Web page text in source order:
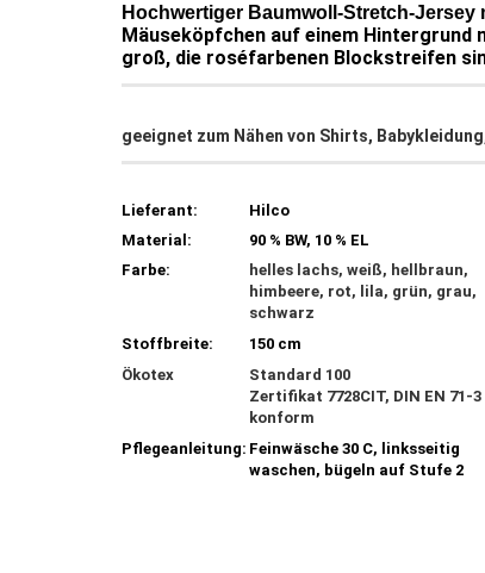
Hochwertiger Baumwoll-Stretch-
Mäuseköpfchen auf einem Hintergrund
groß, die roséfarbenen Blockstreifen
geeignet zum Nähen von Shirts,
Lieferant:
Hilco
Material:
90 % BW, 10 % EL
Farbe:
helles lachs, weiß, hellbraun,
himbeere, rot, lila, grün, grau,
schwarz
Stoffbreite:
150 cm
Ökotex
Standard 100
Zertifikat 7728CIT, DIN EN 71-3
konform
Pflegeanleitung: Feinwäsche 30 C, linksseitig
waschen, bügeln auf Stufe 2